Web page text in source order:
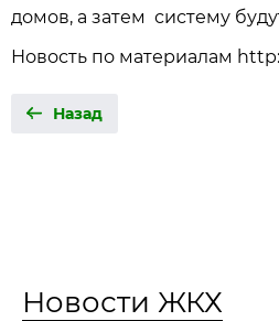
домов, а затем систему
Новость по материалам
Назад
Новости ЖКХ